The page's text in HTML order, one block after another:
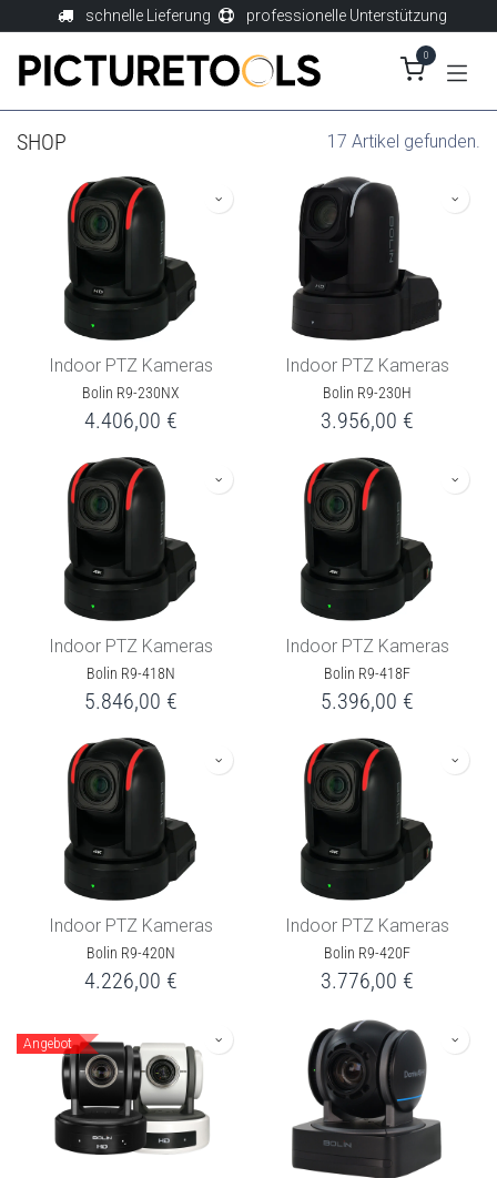
Zum Inhalt springenschnelle Lieferung professionelle Unterstützung
0
SHOP 17 Artikel gefunden.
Indoor PTZ Kameras
Bolin R9-230NX
4.406,00 €
Indoor PTZ Kameras
Bolin R9-230H
3.956,00 €
Indoor PTZ Kameras
Bolin R9-418N
5.846,00 €
Indoor PTZ Kameras
Bolin R9-418F
5.396,00 €
Indoor PTZ Kameras
Bolin R9-420N
4.226,00 €
Indoor PTZ Kameras
Bolin R9-420F
3.776,00 €
Angebot